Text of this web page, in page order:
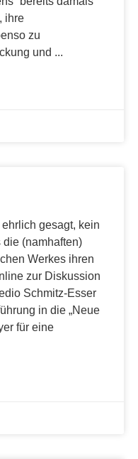
ihre
zu
und
gesagt, kein
(namhaften)
Werkes ihren
zur Diskussion
Schmitz-Esser
in die „Neue
für eine